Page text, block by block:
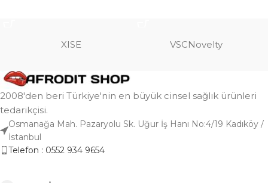
XISE VSCNovelty
2008'den beri Türkiye'nin en büyük cinsel sağlık ürünleri
tedarikçisi.
Osmanağa Mah. Pazaryolu Sk. Uğur İş Hanı No:4/19 Kadıköy /
İstanbul
Telefon : 0552 934 9654